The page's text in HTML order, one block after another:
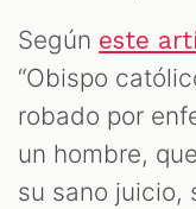
Según este
“Obispo
robado por
un hombre,
su sano juicio,